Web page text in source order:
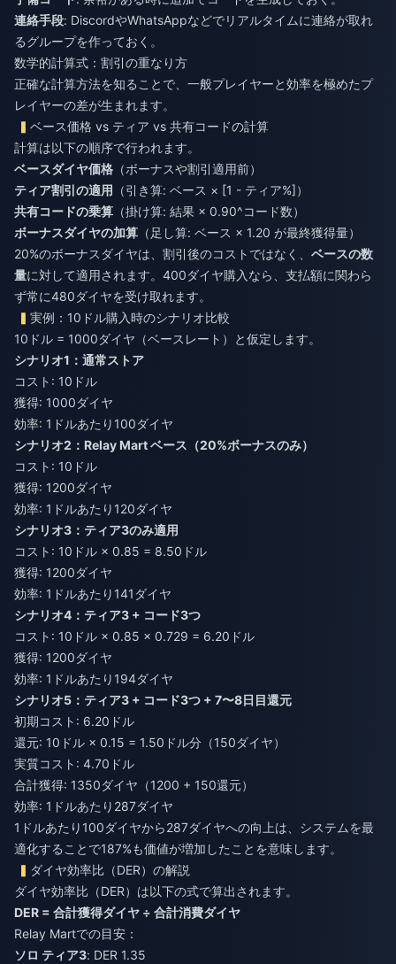
連絡手段: DiscordやWhatsAppなどでリアルタイムに連絡が取れ
るグループを作っておく。
数学的計算式：割引の重なり方
正確な計算方法を知ることで、一般プレイヤーと効率を極めたプ
レイヤーの差が生まれます。
ベース価格 vs ティア vs 共有コードの計算
計算は以下の順序で行われます。
ベースダイヤ価格 （ボーナスや割引適用前）
ティア割引の適用 （引き算: ベース × [1 - ティア%]）
共有コードの乗算 （掛け算: 結果 × 0.90^コード数）
ボーナスダイヤの加算 （足し算: ベース × 1.20 が最終獲得量）
20%のボーナスダイヤは、割引後のコストではなく、 ベースの数
量に対して適用されます。400ダイヤ購入なら、支払額に関わら
ず常に480ダイヤを受け取れます。
実例：10ドル購入時のシナリオ比較
10ドル = 1000ダイヤ（ベースレート）と仮定します。
シナリオ1：通常ストア
コスト: 10ドル
獲得: 1000ダイヤ
効率: 1ドルあたり100ダイヤ
シナリオ2：Relay Mart ベース（20%ボーナスのみ）
コスト: 10ドル
獲得: 1200ダイヤ
効率: 1ドルあたり120ダイヤ
シナリオ3：ティア3のみ適用
コスト: 10ドル × 0.85 = 8.50ドル
獲得: 1200ダイヤ
効率: 1ドルあたり141ダイヤ
シナリオ4：ティア3 + コード3つ
コスト: 10ドル × 0.85 × 0.729 = 6.20ドル
獲得: 1200ダイヤ
効率: 1ドルあたり194ダイヤ
シナリオ5：ティア3 + コード3つ + 7〜8日目還元
初期コスト: 6.20ドル
還元: 10ドル × 0.15 = 1.50ドル分（150ダイヤ）
実質コスト: 4.70ドル
合計獲得: 1350ダイヤ（1200 + 150還元）
効率: 1ドルあたり287ダイヤ
1ドルあたり100ダイヤから287ダイヤへの向上は、システムを最
適化することで187%も価値が増加したことを意味します。
ダイヤ効率比（DER）の解説
ダイヤ効率比（DER）は以下の式で算出されます。
DER = 合計獲得ダイヤ ÷ 合計消費ダイヤ
Relay Martでの目安：
ソロ ティア3: DER 1.35